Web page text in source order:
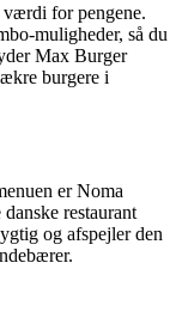
for pengene.
muligheder, så du
Max Burger
burgere i
er Noma
restaurant
og afspejler den